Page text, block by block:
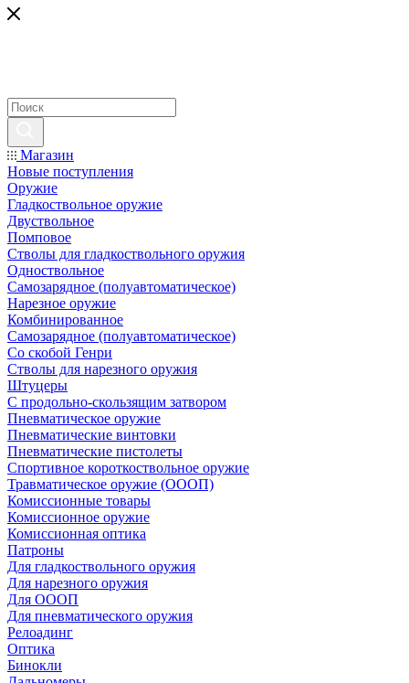
Магазин
Новые поступления
Оружие
Гладкоствольное оружие
Двуствольное
Помповое
Стволы для гладкоствольного оружия
Одноствольное
Самозарядное (полуавтоматическое)
Нарезное оружие
Комбинированное
Самозарядное (полуавтоматическое)
Со скобой Генри
Стволы для нарезного оружия
Штуцеры
С продольно-скользящим затвором
Пневматическое оружие
Пневматические винтовки
Пневматические пистолеты
Спортивное короткоствольное оружие
Травматическое оружие (ОООП)
Комиссионные товары
Комиссионное оружие
Комиссионная оптика
Патроны
Для гладкоствольного оружия
Для нарезного оружия
Для ОООП
Для пневматического оружия
Релоадинг
Оптика
Бинокли